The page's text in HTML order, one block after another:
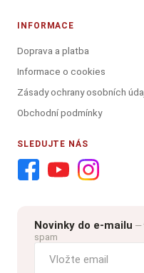
INFORMACE
Doprava a platba
Informace o cookies
Zásady ochrany osobních
Obchodní podmínky
SLEDUJTE NÁS
Novinky do e-mailu —
spam